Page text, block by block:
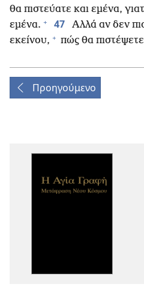
θα πιστεύατε και εμένα,
εμένα. + 47
Αλλά αν δεν
εκείνου, + πώς θα
Προηγούμενο